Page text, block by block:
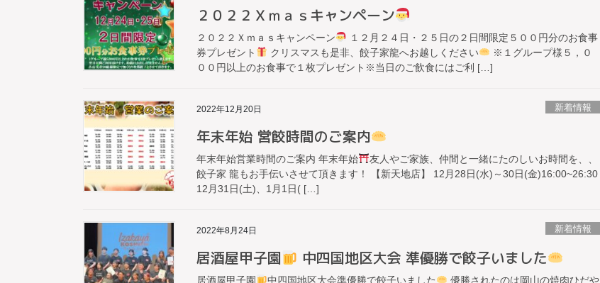
２０２２Ｘｍａｓキャンペーン
２０２２Ｘｍａｓキャンペーン
１２月２４日・２５日の２日間限定５００円分のお食事
券プレゼント
クリスマスも是非、餃子家龍へお越しください
※１グループ様５，０
００円以上のお食事で１枚プレゼント※当日のご飲食にはご利 […]
2022年12月20日 新着情報
年末年始 営餃時間のご案内
年末年始営業時間のご案内 年末年始
友人やご家族、仲間と一緒にたのしいお時間を、、
餃子家 龍もお手伝いさせて頂きます！ 【新天地店】 12月28日(水)～30日(金)16:00~26:30
12月31日(土)、1月1日( […]
2022年8月24日 新着情報
居酒屋甲子園 中四国地区大会 準優勝で餃子いました
居酒屋甲子園 中四国地区大会準優勝で餃子いました
優勝されたのは岡山の焼肉ひだや